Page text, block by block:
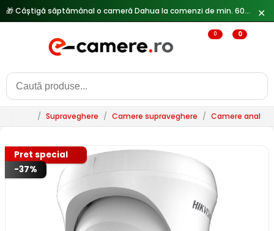
✕
0 0
/ Supraveghere / Camere supraveghere / Camere
Pret special
-37%